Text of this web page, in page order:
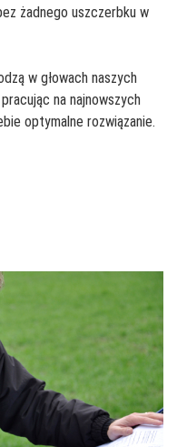
żadnego uszczerbku w
w głowach naszych
na najnowszych
optymalne rozwiązanie.